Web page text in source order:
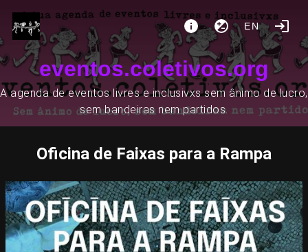
EN
eventos.coletivos.org
A agenda de eventos livres e inclusivxs sem ânimo de lucro,
sem bandeiras nem partidos.
Oficina de Faixas para a Rampa